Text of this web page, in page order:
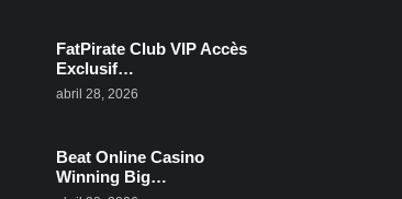
FatPirate Club VIP Accès
Exclusif…
abril 28, 2026
Beat Online Casino
Winning Big…